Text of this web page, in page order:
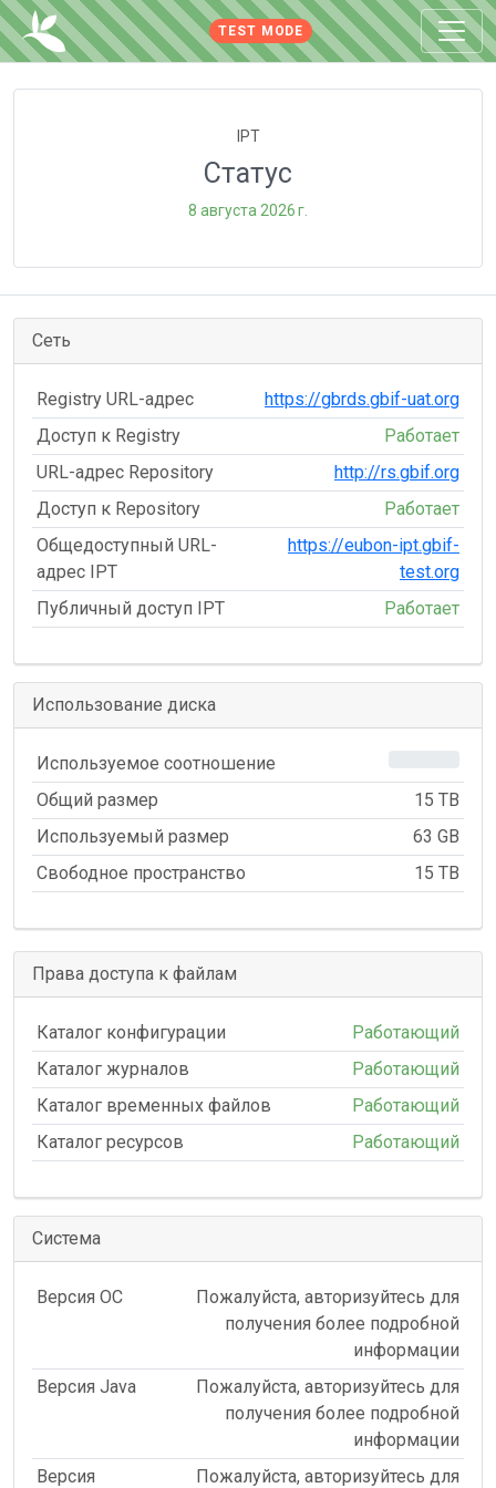
TEST MODE
IPT
Статус
8 августа 2026 г.
Сеть
Registry URL-адрес
https://gbrds.gbif-uat.org
Доступ к Registry
Работает
URL-адрес Repository
http://rs.gbif.org
Доступ к Repository
Работает
Общедоступный URL-
адрес IPT
https://eubon-ipt.gbif-
test.org
Публичный доступ IPT
Работает
Использование диска
Используемое соотношение
Общий размер
15 TB
Используемый размер
63 GB
Свободное пространство
15 TB
Права доступа к файлам
Каталог конфигурации
Работающий
Каталог журналов
Работающий
Каталог временных файлов
Работающий
Каталог ресурсов
Работающий
Система
Версия ОС
Пожалуйста, авторизуйтесь для
получения более подробной
информации
Версия Java
Пожалуйста, авторизуйтесь для
получения более подробной
информации
Версия
Пожалуйста, авторизуйтесь для